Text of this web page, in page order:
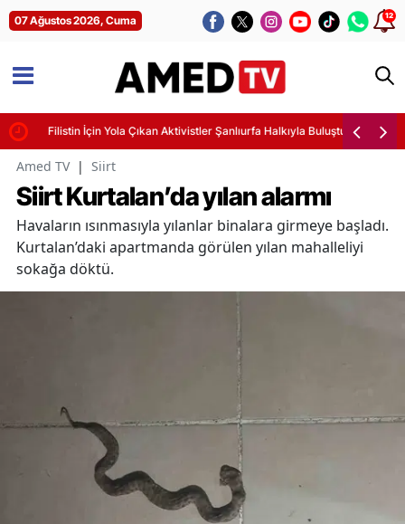
07 Ağustos 2026, Cuma 12
Filistin İçin Yola Çıkan Aktivistler Şanlıurfa Halkıyla Buluştu
Amed TV | Siirt
Siirt Kurtalan’da yılan alarmı
Havaların ısınmasıyla yılanlar binalara girmeye başladı.
Kurtalan’daki apartmanda görülen yılan mahalleliyi
sokağa döktü.